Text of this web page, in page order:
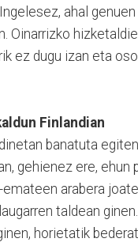
ahal
Oinarrizko
ez dugu izan eta
Finlandian
banatuta
gehienez ere, ehun
emateen arabera
taldean
horietatik